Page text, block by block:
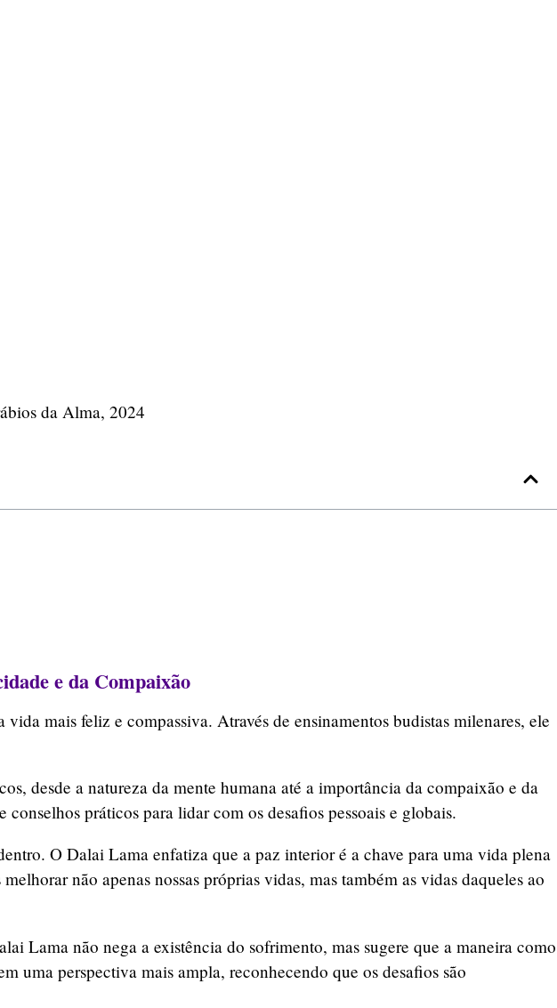
e da Compaixão
mais feliz e compassiva. Através de ensinamentos budistas milenares, ele
desde a natureza da mente humana até a importância da compaixão e da
práticos para lidar com os desafios pessoais e globais.
O Dalai Lama enfatiza que a paz interior é a chave para uma vida plena
não apenas nossas próprias vidas, mas também as vidas daqueles ao
Lama não nega a existência do sofrimento, mas sugere que a maneira como
uma perspectiva mais ampla, reconhecendo que os desafios são